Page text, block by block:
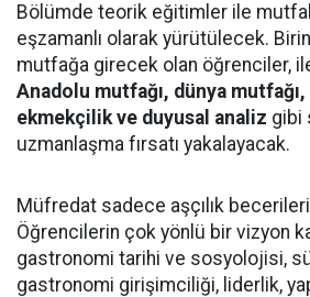
Bölümde teorik eğitimler ile
eşzamanlı olarak yürütülecek.
mutfağa girecek olan öğrenciler,
Anadolu mutfağı, dünya mutfağı,
ekmekçilik ve duyusal analiz gibi
uzmanlaşma fırsatı yakalayacak.
Müfredat sadece aşçılık
Öğrencilerin çok yönlü bir vizyon
gastronomi tarihi ve sosyolojisi,
gastronomi girişimciliği, liderlik,